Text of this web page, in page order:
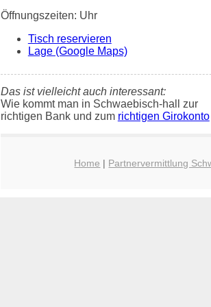
Öffnungszeiten: Uhr
Tisch reservieren
Lage (Google Maps)
Das ist vielleicht auch interessant:
Wie kommt man in Schwaebisch-hall zur
richtigen Bank und zum richtigen Girokonto
Home | Partnervermittlung